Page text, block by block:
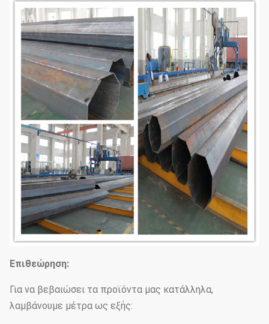
Επιθεώρηση:
Για να βεβαιώσει τα προϊόντα μας κατάλληλα,
λαμβάνουμε μέτρα ως εξής: